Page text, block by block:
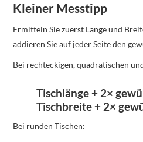
Kleiner Messtipp
Ermitteln Sie zuerst Länge und
addieren Sie auf jeder Seite den
Bei rechteckigen, quadratischen
Tischlänge + 2×
Tischbreite + 2×
Bei runden Tischen: